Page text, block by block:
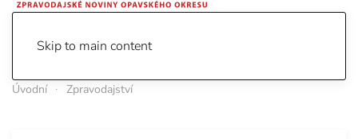
Skip to main content
Úvodní Zpravodajství